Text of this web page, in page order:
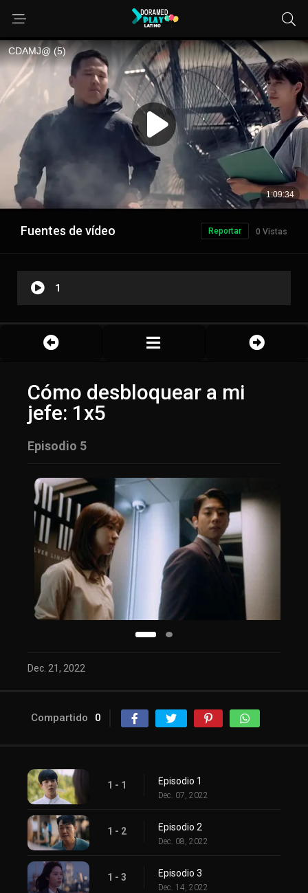
Fuentes de vídeo 0 Vistas
Reportar
1
Cómo desbloquear a mi
jefe: 1x5
Episodio 5
Dec. 21, 2022
Compartido 0
1 - 1 Episodio 1
Dec. 07, 2022
1 - 2 Episodio 2
Dec. 08, 2022
1 - 3 Episodio 3
Dec. 14, 2022